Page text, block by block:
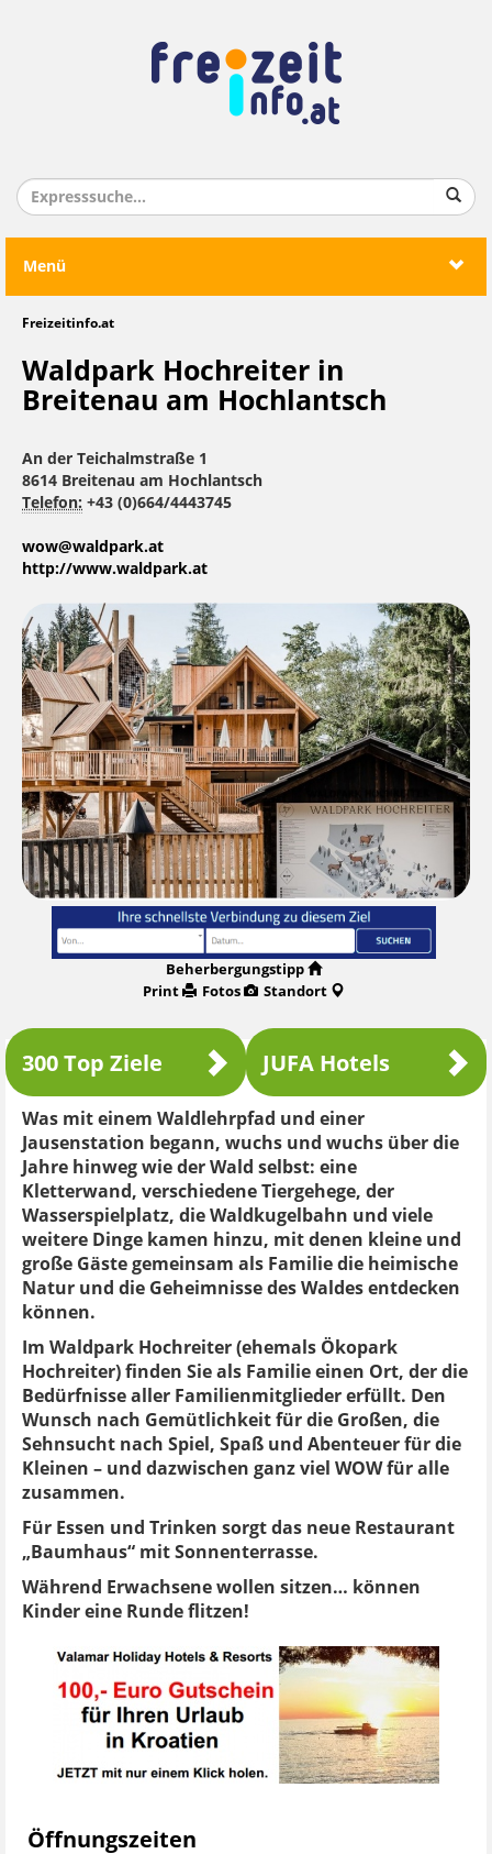
Menü
Freizeitinfo.at
Waldpark Hochreiter in
Breitenau am Hochlantsch
An der Teichalmstraße 1
8614 Breitenau am Hochlantsch
Telefon: +43 (0)664/4443745
wow@waldpark.at
http://www.waldpark.at
Beherbergungstipp
Print
Fotos Standort
300 Top Ziele JUFA Hotels
Was mit einem Waldlehrpfad und einer
Jausenstation begann, wuchs und wuchs über die
Jahre hinweg wie der Wald selbst: eine
Kletterwand, verschiedene Tiergehege, der
Wasserspielplatz, die Waldkugelbahn und viele
weitere Dinge kamen hinzu, mit denen kleine und
große Gäste gemeinsam als Familie die heimische
Natur und die Geheimnisse des Waldes entdecken
können.
Im Waldpark Hochreiter (ehemals Ökopark
Hochreiter) finden Sie als Familie einen Ort, der die
Bedürfnisse aller Familienmitglieder erfüllt. Den
Wunsch nach Gemütlichkeit für die Großen, die
Sehnsucht nach Spiel, Spaß und Abenteuer für die
Kleinen – und dazwischen ganz viel WOW für alle
zusammen.
Für Essen und Trinken sorgt das neue Restaurant
„Baumhaus“ mit Sonnenterrasse.
Während Erwachsene wollen sitzen… können
Kinder eine Runde flitzen!
Öffnungszeiten